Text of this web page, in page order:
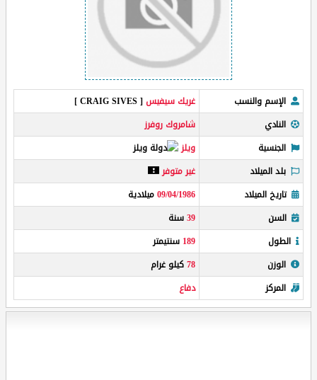
الإسم والنسب غريك سيفيس [ CRAIG SIVES ]
النادي
شامروك روفرز
الجنسية
ويلز
بلد الميلاد
غير متوفر
تاريخ الميلاد
09/04/1986ميلادية
السن
39سنة
الطول
189 سنتيمتر
الوزن
78كيلو غرام
المركز
دفاع